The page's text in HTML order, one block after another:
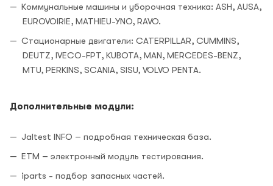
Коммунальные машины и уборочная техника: ASH, AUSA,
EUROVOIRIE, MATHIEU-YNO, RAVO.
Стационарные двигатели: CATERPILLAR, CUMMINS,
DEUTZ, IVECO-FPT, KUBOTA, MAN, MERCEDES-BENZ,
MTU, PERKINS, SCANIA, SISU, VOLVO PENTA.
Дополнительные модули:
Jaltest INFO – подробная техническая база.
ЕТМ – электронный модуль тестирования.
iparts - подбор запасных частей.